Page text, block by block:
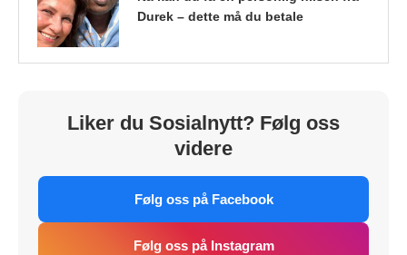
Durek – dette må du betale
Liker du Sosialnytt? Følg oss
videre
Følg oss på Facebook
Følg oss på Instagram